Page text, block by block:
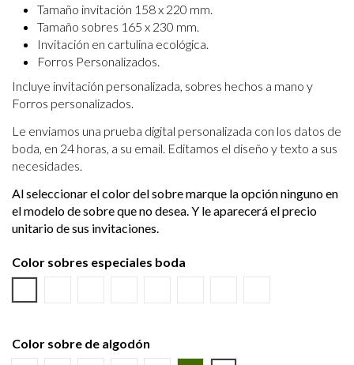
Tamaño invitación 158 x 220 mm.
Tamaño sobres 165 x 230 mm.
Invitación en cartulina ecológica.
Forros Personalizados.
Incluye invitación personalizada, sobres hechos a mano y
Forros personalizados.
Le enviamos una prueba digital personalizada con los datos de
boda, en 24 horas, a su email. Editamos el diseño y texto a sus
necesidades.
Al seleccionar el color del sobre marque la opción ninguno en
el modelo de sobre que no desea. Y le aparecerá el precio
unitario de sus invitaciones.
Color sobres especiales boda
Color sobre de algodón